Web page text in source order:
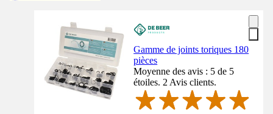
Gamme de joints toriques 180
pièces
Moyenne des avis : 5 de 5
étoiles. 2 Avis clients.